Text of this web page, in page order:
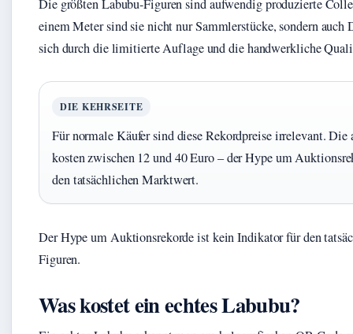
Die größten Labubu-Figuren sind aufwendig produzierte
einem Meter sind sie nicht nur Sammlerstücke, sondern
sich durch die limitierte Auflage und die handwerkliche
DIE KEHRSEITE
Für normale Käufer sind diese Rekordpreise irrelevant.
kosten zwischen 12 und 40 Euro – der Hype um
den tatsächlichen Marktwert.
Der Hype um Auktionsrekorde ist kein Indikator für den
Figuren.
Was kostet ein echtes Labubu?